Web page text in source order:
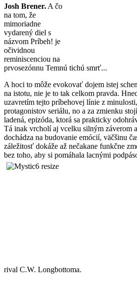
Josh Brener. A čo
na tom, že
mimoriadne
vydarený diel s
názvom Príbeh! je
očividnou
reminiscenciou na
prvosezónnu Temnú tichú smrť...
A hoci to môže evokovať dojem istej
na istotu, nie je to tak celkom pravda.
uzavretím tejto príbehovej línie z
protagonistov seriálu, no a za zmienku
ladená, epizóda, ktorá sa prakticky
Tá inak vrcholí aj vcelku silným záverom
dochádza na budovanie emócií, väčšinu
záležitosť dokáže až nečakane funkčne
bez toho, aby si pomáhala lacnými
rival C.W. Longbottoma.